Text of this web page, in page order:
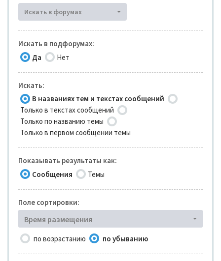
Искать в форумах
Искать в подфорумах:
Да
Нет
Искать:
В названиях тем и текстах сообщений
Только в текстах сообщений
Только по названию темы
Только в первом сообщении темы
Показывать результаты как:
Сообщения
Темы
Поле сортировки:
Время размещения
по возрастанию по убыванию